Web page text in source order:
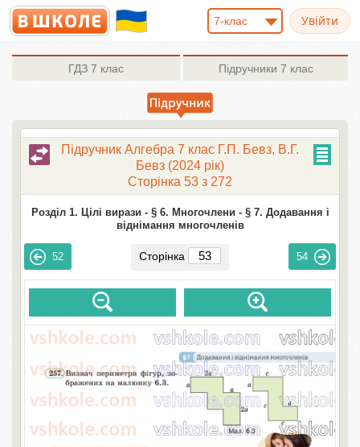
7-клас
ГДЗ 7 клас Підручники 7 клас
Підручник Алгебра 7 клас Г.П. Бевз, В.Г.
Бевз (2024 рік)
Сторінка 53 з 272
Розділ 1. Цілі вирази - § 6. Многочлени - § 7. Додавання і
віднімання многочленів
52 Сторінка 54